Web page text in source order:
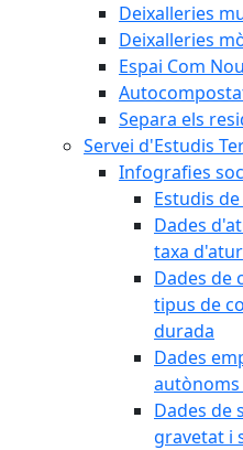
Deixalleries
Deixalleries
Espai Com Nou
Separa els
Servei d'Estudis
Infografies
Estudis
Dades
taxa d'atur
Dades de
tipus de
durada
Dades
Dades de
gravetat i